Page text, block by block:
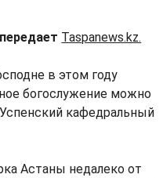
Taspanews.kz.
в этом году
богослужение можно
кафедральный
Астаны недалеко от